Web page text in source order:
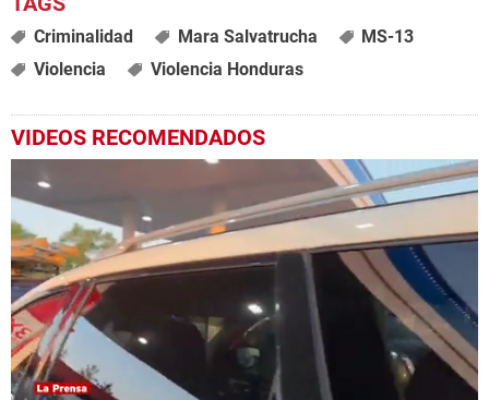
Criminalidad Mara Salvatrucha
MS-13
Violencia
Violencia Honduras
VIDEOS RECOMENDADOS